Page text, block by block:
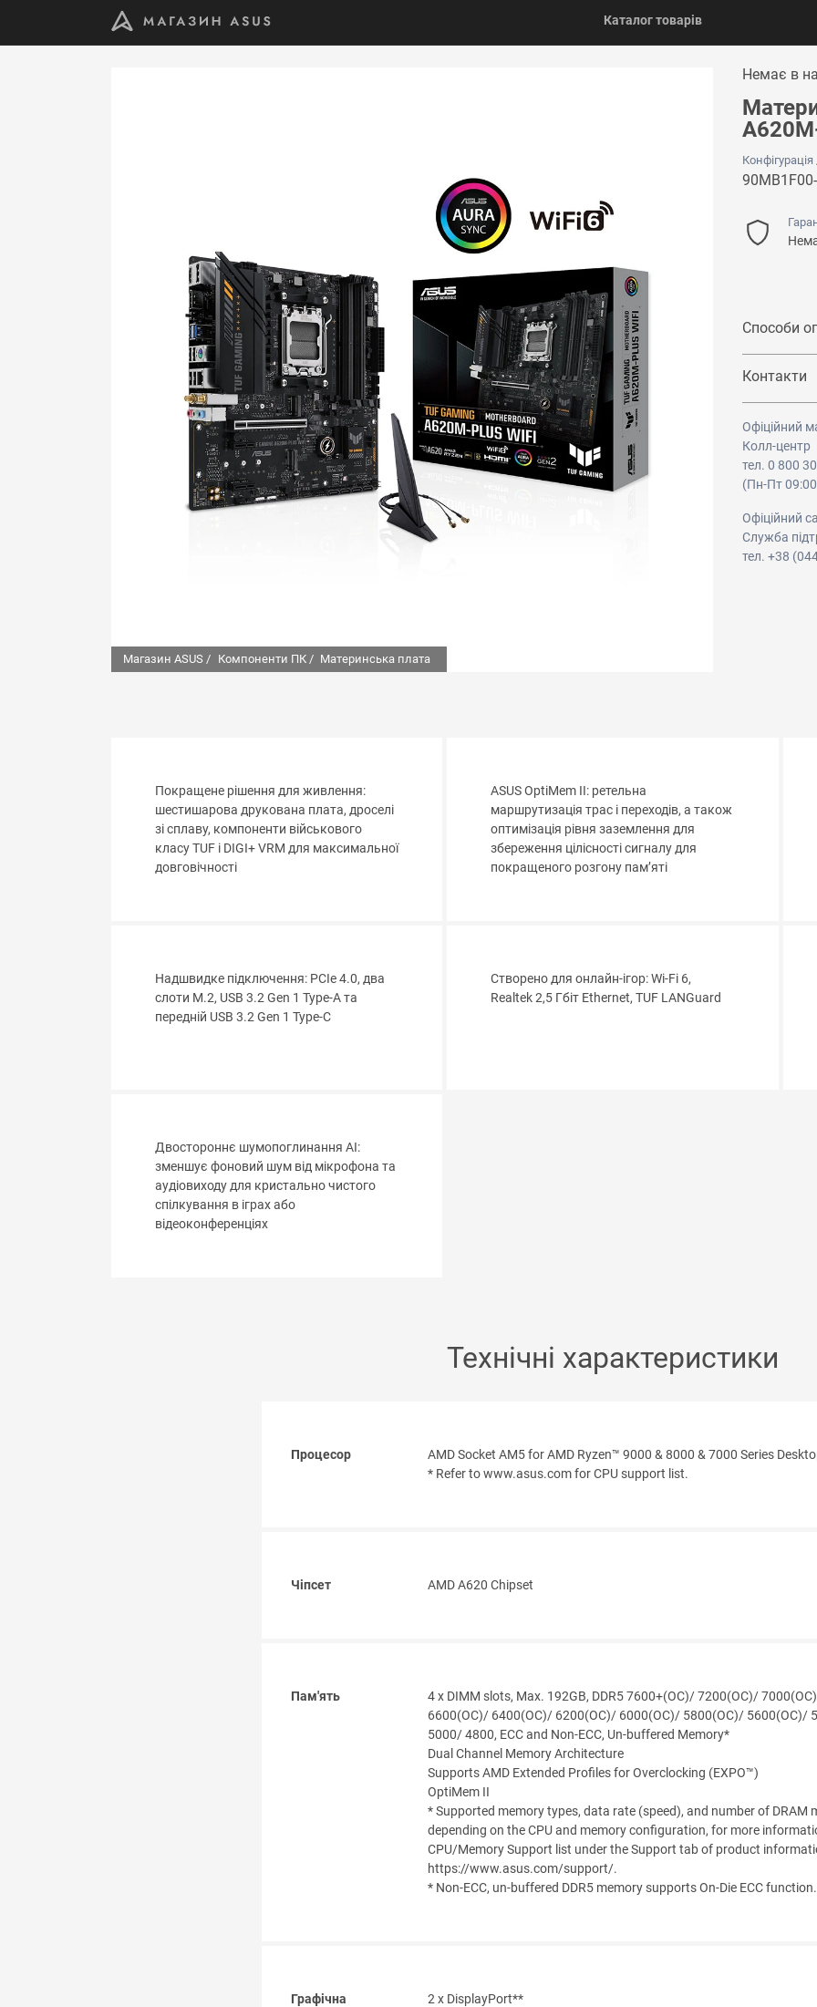
Каталог товарів
Магазин ASUS / Компоненти ПК / Материнська плата
Немає в
Способи
Контакти
Офіційний
Колл-центр
тел. 0 800
(Пн-Пт
Офіційний
Служба
тел. +38
Покращене рішення для живлення:
шестишарова друкована плата, дроселі
зі сплаву, компоненти військового
класу TUF і DIGI+ VRM для максимальної
довговічності
ASUS OptiMem II: ретельна
маршрутизація трас і переходів, а також
оптимізація рівня заземлення для
збереження цілісності сигналу для
покращеного розгону пам’яті
Надшвидке підключення: PCIe 4.0, два
слоти M.2, USB 3.2 Gen 1 Type-A та
передній USB 3.2 Gen 1 Type-C
Створено для онлайн-ігор: Wi-Fi 6,
Realtek 2,5 Гбіт Ethernet, TUF LANGuard
Двостороннє шумопоглинання AI:
зменшує фоновий шум від мікрофона та
аудіовиходу для кристально чистого
спілкування в іграх або
відеоконференціях
Технічні характеристики
Процесор
AMD Socket AM5 for AMD Ryzen™ 9000 & 8000 & 7000 Series
* Refer to www.asus.com for CPU support list.
Чіпсет AMD A620 Chipset
Пам'ять
4 x DIMM slots, Max. 192GB, DDR5 7600+(OC)/ 7200(OC)/
6600(OC)/ 6400(OC)/ 6200(OC)/ 6000(OC)/ 5800(OC)/ 5600(OC)/
5000/ 4800, ECC and Non-ECC, Un-buffered Memory*
Dual Channel Memory Architecture
Supports AMD Extended Profiles for Overclocking (EXPO™)
OptiMem II
* Supported memory types, data rate (speed), and number of DRAM
depending on the CPU and memory configuration, for more
CPU/Memory Support list under the Support tab of product
https://www.asus.com/support/.
* Non-ECC, un-buffered DDR5 memory supports On-Die ECC function.
Графічна
2 x DisplayPort**